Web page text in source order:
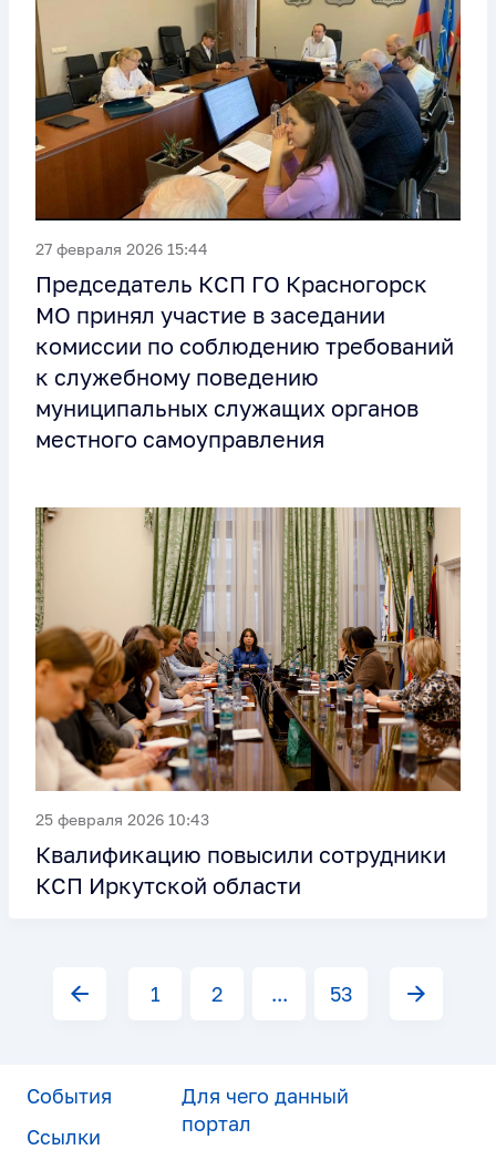
27 февраля 2026 15:44
Председатель КСП ГО Красногорск
МО принял участие в заседании
комиссии по соблюдению требований
к служебному поведению
муниципальных служащих органов
местного самоуправления
25 февраля 2026 10:43
Квалификацию повысили сотрудники
КСП Иркутской области
1 2 ... 53
События
Ссылки
Для чего данный
портал